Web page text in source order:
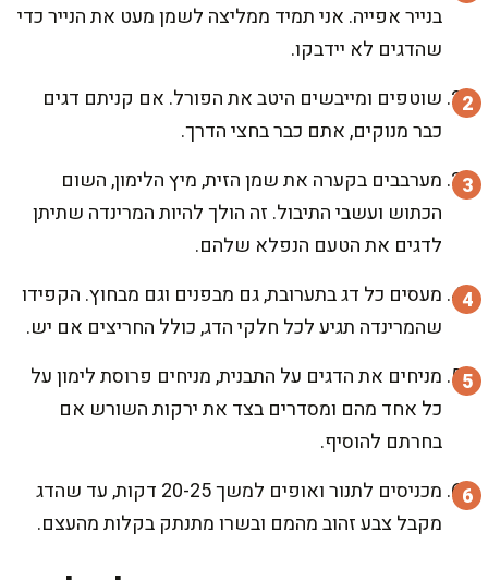
בנייר אפייה. אני תמיד ממליצה לשמן מעט את הנייר כדי
שהדגים לא יידבקו.
שוטפים ומייבשים היטב את הפורל. אם קניתם דגים
כבר מנוקים, אתם כבר בחצי הדרך.
מערבבים בקערה את שמן הזית, מיץ הלימון, השום
הכתוש ועשבי התיבול. זה הולך להיות המרינדה שתיתן
לדגים את הטעם הנפלא שלהם.
מעסים כל דג בתערובת, גם מבפנים וגם מבחוץ. הקפידו
שהמרינדה תגיע לכל חלקי הדג, כולל החריצים אם יש.
מניחים את הדגים על התבנית, מניחים פרוסת לימון על
כל אחד מהם ומסדרים בצד את ירקות השורש אם
בחרתם להוסיף.
מכניסים לתנור ואופים למשך 20-25 דקות, עד שהדג
מקבל צבע זהוב מהמם ובשרו מתנתק בקלות מהעצם.